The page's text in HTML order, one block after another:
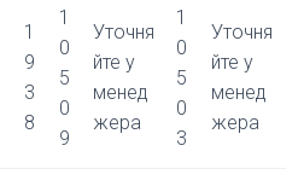
1
9
3
8
1
0
5
0
9
Уточня
йте у
менед
жера
1
0
5
0
3
Уточня
йте у
менед
жера